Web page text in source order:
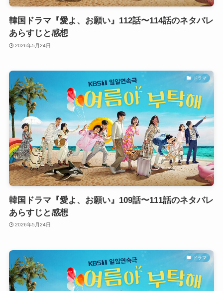
韓国ドラマ『愛よ、お願い』112話〜114話のネタバレ
あらすじと感想
2026年5月24日
ドラマ
韓国ドラマ『愛よ、お願い』109話〜111話のネタバレ
あらすじと感想
2026年5月24日
ドラマ